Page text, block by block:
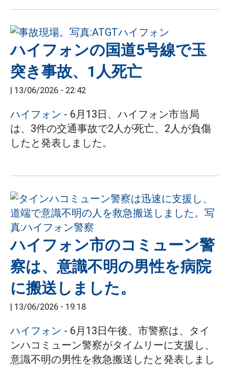
ハイフォンの国道5号線で玉
突き事故、1人死亡
13/06/2026 - 22:42
ハイフォン - 6月13日、ハイフォン市当局
は、3件の交通事故で2人が死亡、2人が負傷
したと発表しました。
ハイフォン市のコミューン警
察は、意識不明の男性を病院
に搬送しました。
13/06/2026 - 19:18
ハイフォン - 6月13日午後、市警察は、タイ
ンハコミューン警察がタイムリーに支援し、
意識不明の男性を救急搬送したと発表しまし